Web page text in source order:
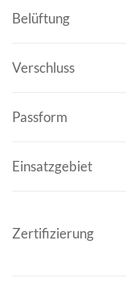
Belüftung
Verschluss
Passform
Einsatzgebiet
Zertifizierung